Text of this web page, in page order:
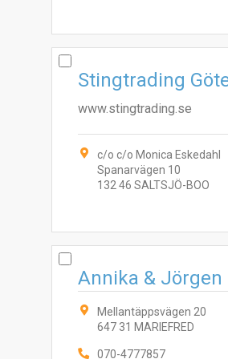
Stingtrading
www.stingtrading.se
c/o c/o Monica Eskedahl
Spanarvägen 10
132 46 SALTSJÖ-BOO
Annika & Jörgen
Mellantäppsvägen 20
647 31 MARIEFRED
070-4777857